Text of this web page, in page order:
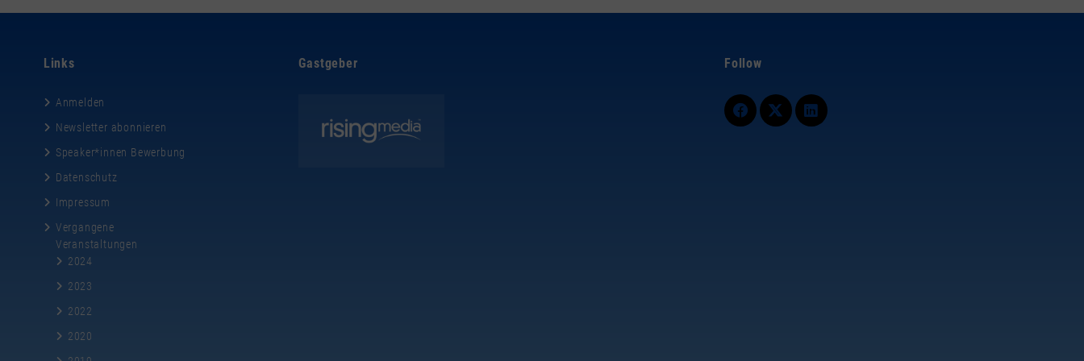
Links
Anmelden
Newsletter abonnieren
Speaker*innen Bewerbung
Datenschutz
Impressum
Vergangene
Veranstaltungen
2024
2023
2022
2020
Gastgeber Follow